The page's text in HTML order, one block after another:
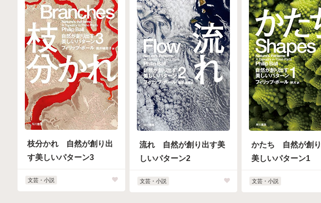
枝分かれ 自然が創り出
す美しいパターン3
文芸・小説
流れ 自然が創り出す美
しいパターン2
文芸・小説
かたち 自然が創
美しいパターン1
文芸・小説